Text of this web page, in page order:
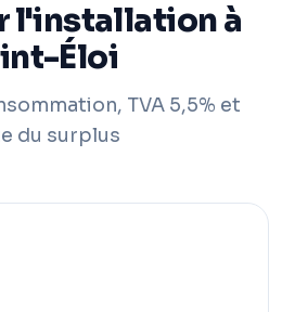
l'installation à
Éloi
TVA 5,5% et
du surplus